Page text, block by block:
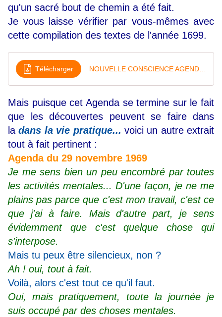
qu'un sacré bout de chemin a été fait.
Je vous laisse vérifier par vous-mêmes avec
cette compilation des textes de l'année 1699.
Télécharger
Mais puisque cet Agenda se termine sur le fait
que les découvertes peuvent se faire dans
ladans la vie pratique... voici un autre extrait
tout à fait pertinent :
Agenda du 29 novembre 1969
Je me sens bien un peu encombré par toutes
les activités mentales... D'une façon, je ne me
plains pas parce que c'est mon travail, c'est ce
que j'ai à faire. Mais d'autre part, je sens
évidemment que c'est quelque chose qui
s'interpose.
Mais tu peux être silencieux, non ?
Ah ! oui, tout à fait.
Voilà, alors c'est tout ce qu'il faut.
Oui, mais pratiquement, toute la journée je
suis occupé par des choses mentales.